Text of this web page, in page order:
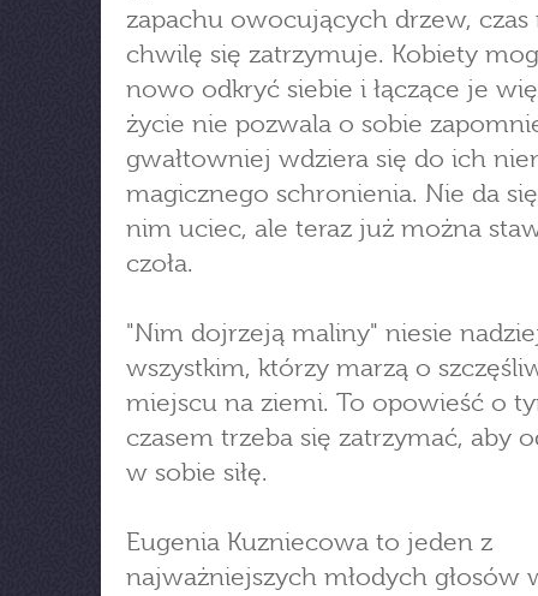
zapachu owocujących drzew, czas
chwilę się zatrzymuje. Kobiety
nowo odkryć siebie i łączące je
życie nie pozwala o sobie
gwałtowniej wdziera się do ich
magicznego schronienia. Nie da
nim uciec, ale teraz już można
czoła.
"Nim dojrzeją maliny" niesie
wszystkim, którzy marzą o
miejscu na ziemi. To opowieść o
czasem trzeba się zatrzymać, aby
w sobie siłę.
Eugenia Kuzniecowa to jeden z
najważniejszych młodych głosów